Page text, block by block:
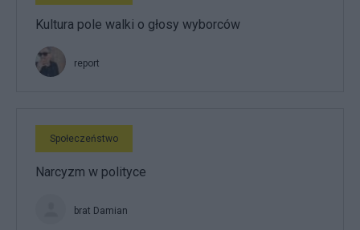
Kultura pole walki o głosy wyborców
report
Społeczeństwo
Narcyzm w polityce
brat Damian